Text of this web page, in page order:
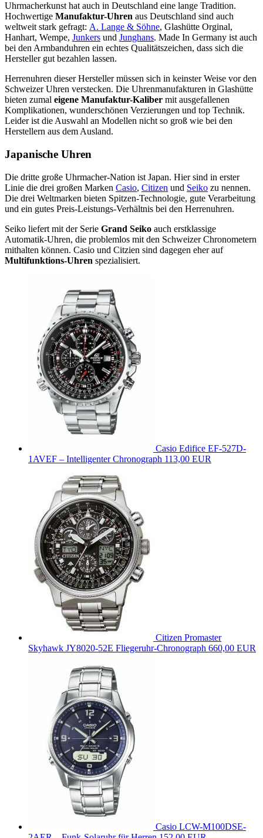
Uhrmacherkunst hat auch in Deutschland eine lange Tradition.
Hochwertige Manufaktur-Uhren aus Deutschland sind auch
weltweit stark gefragt: A. Lange & Söhne, Glashütte Orginal,
Hanhart, Wempe, Junkers und Junghans. Made In Germany ist auch
bei den Armbanduhren ein echtes Qualitätszeichen, dass sich die
Hersteller gut bezahlen lassen.
Herrenuhren dieser Hersteller müssen sich in keinster Weise vor den
Schweizer Uhren verstecken. Die Uhrenmanufakturen in Glashütte
bieten zumal eigene Manufaktur-Kaliber mit ausgefallenen
Komplikationen, wunderschönen Verzierungen und top Technik.
Leider ist die Auswahl an Modellen nicht so groß wie bei den
Herstellern aus dem Ausland.
Japanische Uhren
Die dritte große Uhrmacher-Nation ist Japan. Hier sind in erster
Linie die drei großen Marken Casio, Citizen und Seiko zu nennen.
Die drei Weltmarken bieten Spitzen-Technologie, gute Verarbeitung
und ein gutes Preis-Leistungs-Verhältnis bei den Herrenuhren.
Seiko liefert mit der Serie Grand Seiko auch erstklassige
Automatik-Uhren, die problemlos mit den Schweizer Chronometern
mithalten können. Casio und Citzien sind dagegen eher auf
Multifunktions-Uhren spezialisiert.
Casio Edifice EF-527D-
1AVEF – Intelligenter Chronograph 113,00 EUR
Citizen Promaster
Skyhawk JY8020-52E Fliegeruhr-Chronograph 660,00 EUR
Casio LCW-M100DSE-